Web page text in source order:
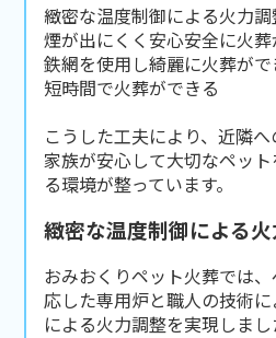
緻密な温度制御による火力
煙が出にくく安心安全に火葬
鉄網を使用し綺麗に火葬がで
短時間で火葬ができる
こうした工夫により、近隣
家族が安心して大切なペッ
る環境が整っています。
緻密な温度制御による
おみおくりペット火葬では
応した専用炉と職人の技術
による火力調整を実現しまし